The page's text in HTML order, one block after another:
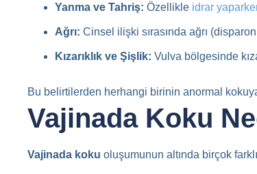
Yanma ve Tahriş: Özellikle idrar
Ağrı: Cinsel ilişki sırasında ağrı
Kızarıklık ve Şişlik: Vulva bölgesinde
Bu belirtilerden herhangi birinin anormal
Vajinada Koku
Vajinada koku oluşumunun altında birçok